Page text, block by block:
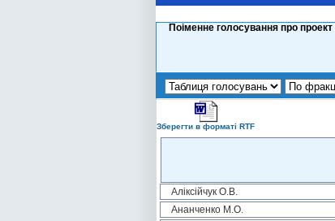
Поіменне голосування про
Зберегти в форматі RTF
Аліксійчук О.В.
Ананченко М.О.